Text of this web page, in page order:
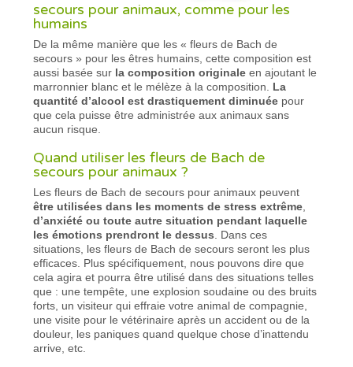
secours pour animaux, comme pour les
humains
De la même manière que les « fleurs de Bach de
secours » pour les êtres humains, cette composition est
aussi basée sur la composition originale en ajoutant le
marronnier blanc et le mélèze à la composition. La
quantité d’alcool est drastiquement diminuée pour
que cela puisse être administrée aux animaux sans
aucun risque.
Quand utiliser les fleurs de Bach de
secours pour animaux ?
Les fleurs de Bach de secours pour animaux peuvent
être utilisées dans les moments de stress extrême,
d’anxiété ou toute autre situation pendant laquelle
les émotions prendront le dessus. Dans ces
situations, les fleurs de Bach de secours seront les plus
efficaces. Plus spécifiquement, nous pouvons dire que
cela agira et pourra être utilisé dans des situations telles
que : une tempête, une explosion soudaine ou des bruits
forts, un visiteur qui effraie votre animal de compagnie,
une visite pour le vétérinaire après un accident ou de la
douleur, les paniques quand quelque chose d’inattendu
arrive, etc.